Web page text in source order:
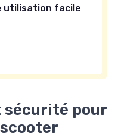
utilisation facile
sécurité pour